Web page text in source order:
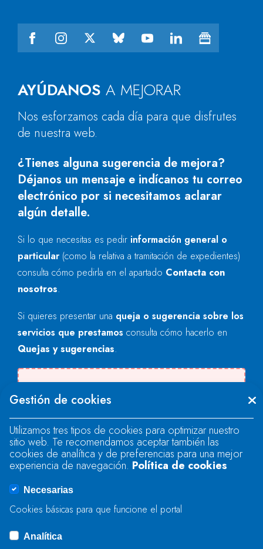
AYÚDANOS A MEJORAR
Nos esforzamos cada día para que disfrutes
de nuestra web.
¿Tienes alguna sugerencia de mejora?
Déjanos un mensaje e indícanos tu correo
electrónico por si necesitamos aclarar
algún detalle.
Si lo que necesitas es pedir información general o
particular (como la relativa a tramitación de expedientes)
consulta cómo pedirla en el apartado Contacta con
nosotros.
Si quieres presentar una queja o sugerencia sobre los
servicios que prestamos consulta cómo hacerlo en
Quejas y sugerencias.
"text".
Se produjo un error al cargar el campo
"text".
Se produjo un error al cargar el campo
Gestión de cookies
Utilizamos tres tipos de cookies para optimizar nuestro
sitio web. Te recomendamos aceptar también las
cookies de analítica y de preferencias para una mejor
experiencia de navegación. Política de cookies
Necesarias
Cookies básicas para que funcione el portal
Analítica